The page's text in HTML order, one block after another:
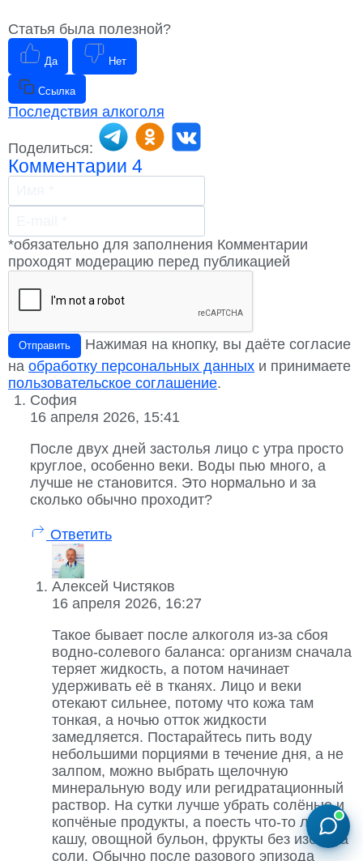
Статья была полезной?
Да Нет
Ссылка
Последствия алкоголя
Поделиться:
Комментарии 4
*обязательно для заполнения Комментарии
проходят модерацию перед публикацией
Отправить
Нажимая на кнопку, вы даёте согласие
на обработку персональных данных и принимаете
пользовательское соглашение.
София
16 апреля 2026, 15:41
После двух дней застолья лицо с утра просто
круглое, особенно веки. Воды пью много, а
лучше не становится. Это нормально и за
сколько обычно проходит?
Ответить
Алексей Чистяков
16 апреля 2026, 16:27
Такое бывает после алкоголя из-за сбоя
водно-солевого баланса: организм сначала
теряет жидкость, а потом начинает
удерживать её в тканях. Лицо и веки
отекают сильнее, потому что кожа там
тонкая, а ночью отток жидкости
замедляется. Постарайтесь пить воду
небольшими порциями в течение дня, а не
залпом, можно выбрать щелочную
минеральную воду или регидратационный
раствор. На сутки лучше убрать солёные и
копчёные продукты, а поесть что-то лёгкое:
кашу, овощной бульон, фрукты без избытка
соли. Обычно после разового эпизода